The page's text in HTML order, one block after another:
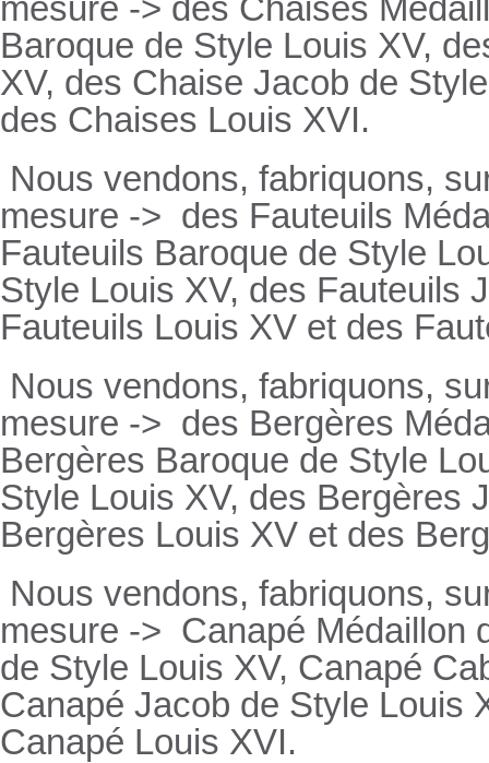
mesure -> des Chaises
Baroque de Style Louis XV,
XV, des Chaise Jacob de
des Chaises Louis XVI.
Nous vendons, fabriquons,
mesure -> des Fauteuils
Fauteuils Baroque de Style
Style Louis XV, des Fauteuils
Fauteuils Louis XV et des
Nous vendons, fabriquons,
mesure -> des Bergères
Bergères Baroque de Style
Style Louis XV, des Bergères
Bergères Louis XV et des
Nous vendons, fabriquons,
mesure -> Canapé Médaillon
de Style Louis XV, Canapé
Canapé Jacob de Style Louis
Canapé Louis XVI.